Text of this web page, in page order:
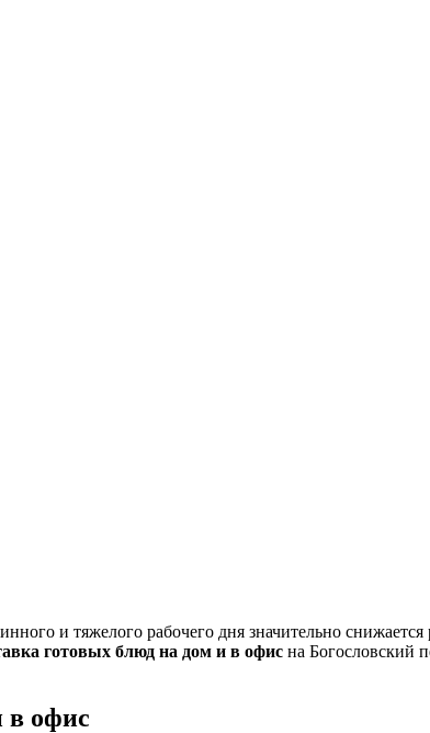
и тяжелого рабочего дня значительно снижается
готовых блюд на дом и в офис на Богословский
в офис